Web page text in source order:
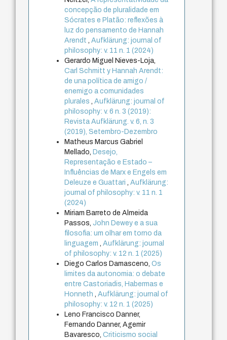
concepção de pluralidade em
Sócrates e Platão: reflexões à
luz do pensamento de Hannah
Arendt
,Aufklärung: journal of
philosophy: v. 11 n. 1 (2024)
Gerardo Miguel Nieves-Loja,
Carl Schmitt y Hannah Arendt:
de una política de amigo /
enemigo a comunidades
plurales
,Aufklärung: journal of
philosophy: v. 6 n. 3 (2019):
Revista Aufklärung. v. 6, n. 3
(2019), Setembro-Dezembro
Matheus Marcus Gabriel
Mellado,Desejo,
Representação e Estado –
Influências de Marx e Engels em
Deleuze e Guattari
,Aufklärung:
journal of philosophy: v. 11 n. 1
(2024)
Miriam Barreto de Almeida
Passos,John Dewey e a sua
filosofia: um olhar em torno da
linguagem
,Aufklärung: journal
of philosophy: v. 12 n. 1 (2025)
Diego Carlos Damasceno,Os
limites da autonomia: o debate
entre Castoriadis, Habermas e
Honneth
,Aufklärung: journal of
philosophy: v. 12 n. 1 (2025)
Leno Francisco Danner,
Fernando Danner, Agemir
Bavaresco,Criticismo social